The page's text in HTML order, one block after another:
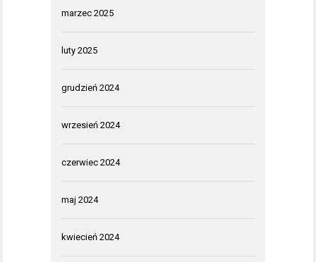
marzec 2025
luty 2025
grudzień 2024
wrzesień 2024
czerwiec 2024
maj 2024
kwiecień 2024